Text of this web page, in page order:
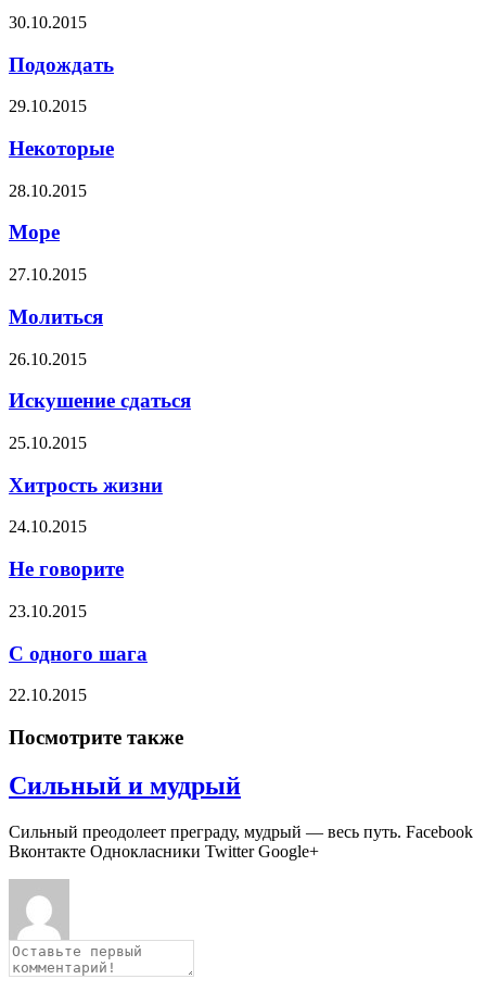
30.10.2015
Подождать
29.10.2015
Некоторые
28.10.2015
Море
27.10.2015
Молиться
26.10.2015
Искушение сдаться
25.10.2015
Хитрость жизни
24.10.2015
Не говорите
23.10.2015
С одного шага
22.10.2015
Посмотрите также
Сильный и мудрый
Сильный преодолеет преграду, мудрый — весь путь. Facebook
Вконтакте Однокласники Twitter Google+